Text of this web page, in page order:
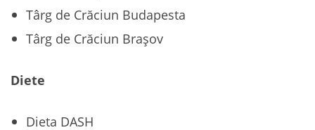
Târg de Crăciun Budapesta
Târg de Crăciun Brașov
Diete
Dieta DASH